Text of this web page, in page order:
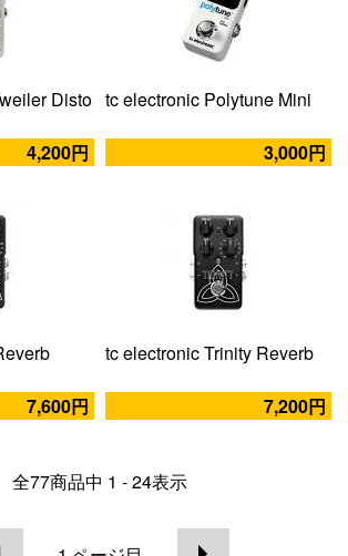
Disto
4,200円
tc electronic Polytune Mini
3,000円
7,600円
tc electronic Trinity Reverb
7,200円
全77商品中 1 - 24表示